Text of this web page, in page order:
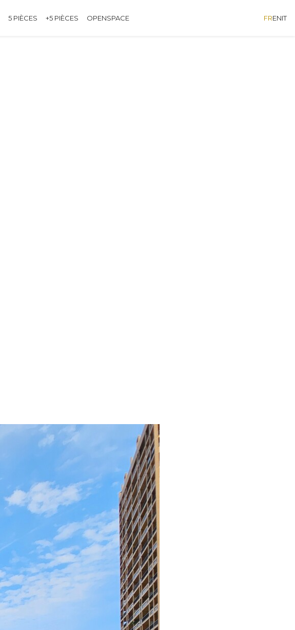
5 PIÈCES +5 PIÈCES OPENSPACE FRENIT